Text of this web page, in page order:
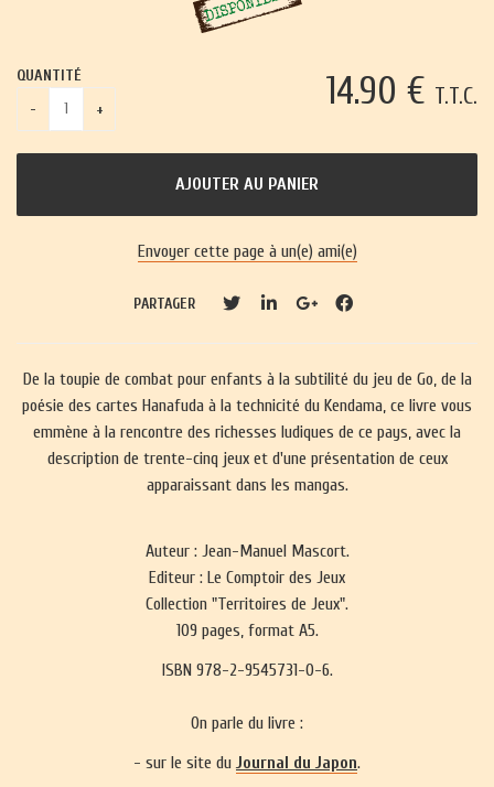
14.90 € T.T.C.
QUANTITÉ
Envoyer cette page à un(e) ami(e)
PARTAGER
De la toupie de combat pour enfants à la subtilité du jeu de Go, de la
poésie des cartes Hanafuda à la technicité du Kendama, ce livre vous
emmène à la rencontre des richesses ludiques de ce pays, avec la
description de trente-cinq jeux et d'une présentation de ceux
apparaissant dans les mangas.
Auteur : Jean-Manuel Mascort.
Editeur : Le Comptoir des Jeux
Collection "Territoires de Jeux".
109 pages, format A5.
ISBN 978-2-9545731-0-6.
On parle du livre :
- sur le site du Journal du Japon.